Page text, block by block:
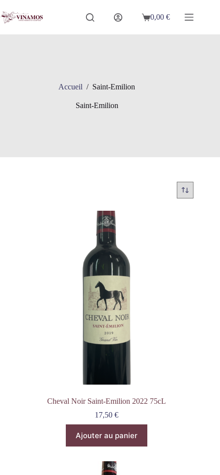
au
contenu
Panier
0,00€
Accueil / Saint-Emilion
Saint-Emilion
Cheval Noir Saint-Emilion 2022 75cL
17,50€
Ajouter au panier